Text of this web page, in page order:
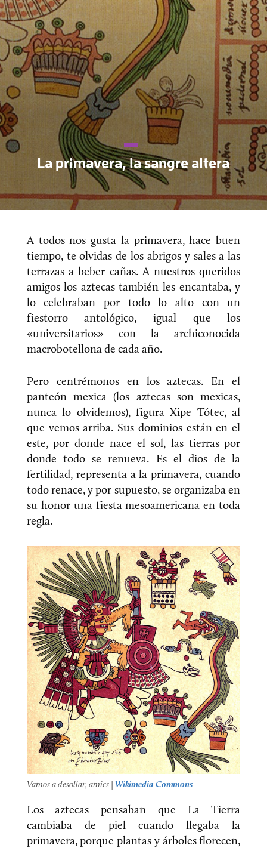
La primavera, la sangre altera
A todos nos gusta la primavera, hace buen
tiempo, te olvidas de los abrigos y sales a las
terrazas a beber cañas. A nuestros queridos
amigos los aztecas también les encantaba, y
lo celebraban por todo lo alto con un
fiestorro antológico, igual que los
«universitarios» con la archiconocida
macrobotellona de cada año.
Pero centrémonos en los aztecas. En el
panteón mexica (los aztecas son mexicas,
nunca lo olvidemos), figura Xipe Tótec, al
que vemos arriba. Sus dominios están en el
este, por donde nace el sol, las tierras por
donde todo se renueva. Es el dios de la
fertilidad, representa a la primavera, cuando
todo renace, y por supuesto, se organizaba en
su honor una fiesta mesoamericana en toda
regla.
Vamos a desollar, amics | Wikimedia Commons
Los aztecas pensaban que La Tierra
cambiaba de piel cuando llegaba la
primavera, porque plantas y árboles florecen,